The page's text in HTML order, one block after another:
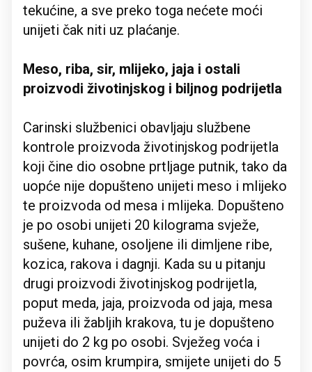
tekućine, a sve preko toga nećete moći
unijeti čak niti uz plaćanje.
Meso, riba, sir, mlijeko, jaja i ostali
proizvodi životinjskog i biljnog podrijetla
Carinski službenici obavljaju službene
kontrole proizvoda životinjskog podrijetla
koji čine dio osobne prtljage putnik, tako da
uopće nije dopušteno unijeti meso i mlijeko
te proizvoda od mesa i mlijeka. Dopušteno
je po osobi unijeti 20 kilograma svježe,
sušene, kuhane, osoljene ili dimljene ribe,
kozica, rakova i dagnji. Kada su u pitanju
drugi proizvodi životinjskog podrijetla,
poput meda, jaja, proizvoda od jaja, mesa
puževa ili žabljih krakova, tu je dopušteno
unijeti do 2 kg po osobi. Svježeg voća i
povrća, osim krumpira, smijete unijeti do 5